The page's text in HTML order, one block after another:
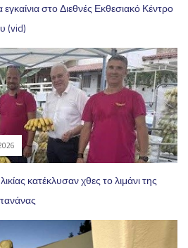
στο Διεθνές Εκθεσιακό Κέντρο
(vid)
κατέκλυσαν χθες το λιμάνι της